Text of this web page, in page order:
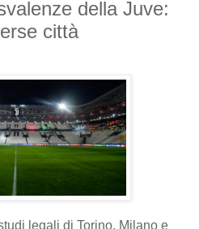
della Juve:
città
legali di Torino, Milano e